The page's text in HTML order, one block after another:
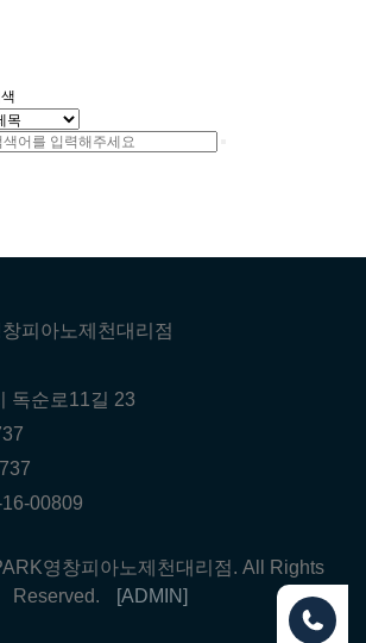
창피아노제천대리점
독순로11길 23
00809
영창피아노제천대리점. All Rights
Reserved.
[ADMIN]